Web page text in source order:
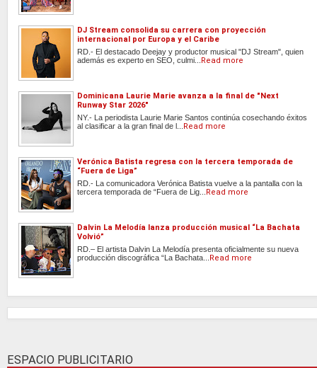
DJ Stream consolida su carrera con proyección
internacional por Europa y el Caribe
RD.- El destacado Deejay y productor musical "DJ Stream", quien
además es experto en SEO, culmi... Read more
Dominicana Laurie Marie avanza a la final de "Next
Runway Star 2026"
NY.- La periodista Laurie Marie Santos continúa cosechando éxitos
al clasificar a la gran final de l... Read more
Verónica Batista regresa con la tercera temporada de
“Fuera de Liga”
RD.- La comunicadora Verónica Batista vuelve a la pantalla con la
tercera temporada de “Fuera de Lig... Read more
Dalvin La Melodía lanza producción musical “La Bachata
Volvió”
RD.– El artista Dalvin La Melodía presenta oficialmente su nueva
producción discográfica “La Bachata... Read more
ESPACIO PUBLICITARIO